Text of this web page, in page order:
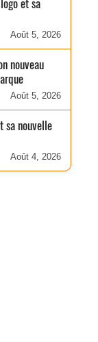
et sa
Août 5, 2026
nouveau
Août 5, 2026
sa nouvelle
Août 4, 2026